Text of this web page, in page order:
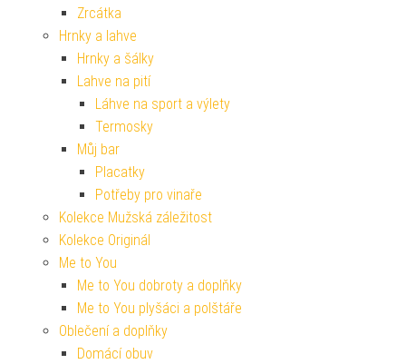
Zrcátka
Hrnky a lahve
Hrnky a šálky
Lahve na pití
Láhve na sport a výlety
Termosky
Můj bar
Placatky
Potřeby pro vinaře
Kolekce Mužská záležitost
Kolekce Originál
Me to You
Me to You dobroty a doplňky
Me to You plyšáci a polštáře
Oblečení a doplňky
Domácí obuv